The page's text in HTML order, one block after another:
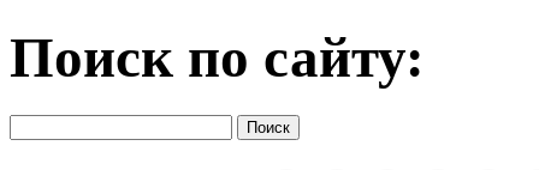
Поиск по сайту: